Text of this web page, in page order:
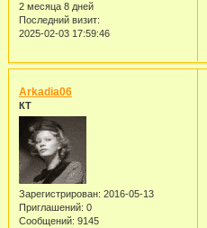
2 месяца 8 дней
Последний визит:
2025-02-03 17:59:46
Arkadia06
КТ
Зарегистрирован: 2016-05-13
Приглашений: 0
Сообщений: 9145